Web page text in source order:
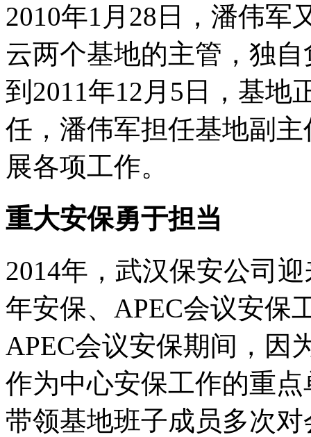
2010年1月28日，潘伟军
云两个基地的主管，独
到2011年12月5日，基地
任，潘伟军担任基地副
展各项工作。
重大安保勇于担当
2014年，武汉保安公司
年安保、APEC会议安保
APEC会议安保期间，因
作为中心安保工作的重
带领基地班子成员多次